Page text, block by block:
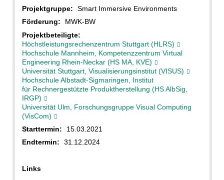
Projektgruppe:
Smart Immersive Environments
Förderung:
MWK-BW
Projektbeteiligte:
Höchstleistungsrechenzentrum Stuttgart (HLRS)
Hochschule Mannheim, Kompetenzzentrum Virtual
Engineering Rhein-Neckar (HS MA, KVE)
Universität Stuttgart, Visualisierungsinstitut (VISUS)
Hochschule Albstadt-Sigmaringen, Institut
für Rechnergestützte Produktherstellung (HS AlbSig,
IRGP)
Universität Ulm, Forschungsgruppe Visual Computing
(VisCom)
Starttermin:
15.03.2021
Endtermin:
31.12.2024
Links